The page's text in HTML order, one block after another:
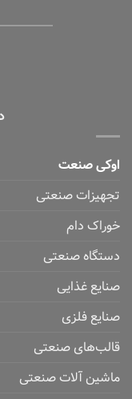
اوکی صنعت
تجهیزات صنعتی
خوراک دام
دستگاه صنعتی
صنایع غذایی
صنایع فلزی
قالب‌های صنعتی
ماشین آلات صنعتی